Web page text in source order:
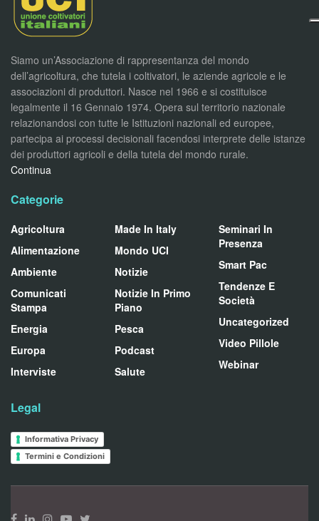
Siamo un’Associazione di rappresentanza del mondo
dell’agricoltura, che tutela i coltivatori, le aziende agricole e le
associazioni di produttori. Nasce nel 1966 e si costituisce
legalmente il 16 Gennaio 1974. Opera sul territorio nazionale
relazionandosi con tutte le Istituzioni nazionali ed europee,
partecipa ai processi decisionali facendosi interprete delle istanze
dei produttori agricoli e della tutela del mondo rurale.
Continua
Categorie
Agricoltura
Alimentazione
Ambiente
Comunicati
Stampa
Energia
Europa
Interviste
Made In Italy
Mondo UCI
Notizie
Notizie In Primo
Piano
Pesca
Podcast
Salute
Seminari In
Presenza
Smart Pac
Tendenze E
Società
Uncategorized
Video Pillole
Webinar
Legal
Informativa Privacy
Termini e Condizioni